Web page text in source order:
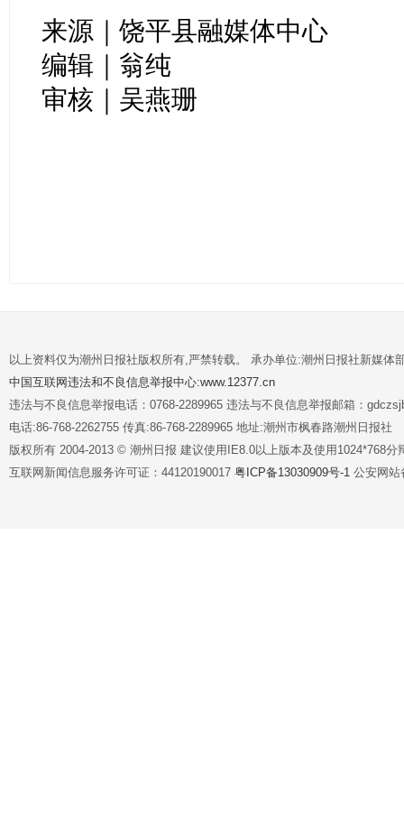
来源｜饶平县融媒体中心
编辑｜翁纯
审核｜吴燕珊
以上资料仅为潮州日报社版权所有,严禁转载。 承办单位:潮州日报社新媒体
中国互联网违法和不良信息举报中心:www.12377.cn
违法与不良信息举报电话：0768-2289965 违法与不良信息举报邮箱：
电话:86-768-2262755 传真:86-768-2289965 地址:潮州市枫春路潮州日报社
版权所有 2004-2013 © 潮州日报 建议使用IE8.0以上版本及使用1024*768分
互联网新闻信息服务许可证：44120190017 粤ICP备13030909号-1 公安网站